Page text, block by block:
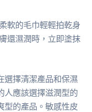
軟的毛巾輕輕拍乾身
還濕潤時，立即塗抹
選擇清潔產品和保濕
人應該選擇滋潤型的
型的產品。敏感性皮